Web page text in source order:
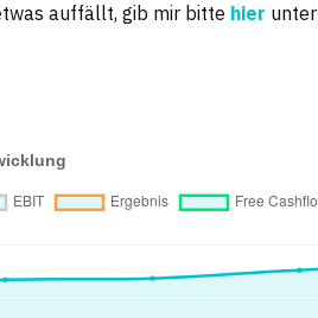
auffällt, gib mir bitte hier